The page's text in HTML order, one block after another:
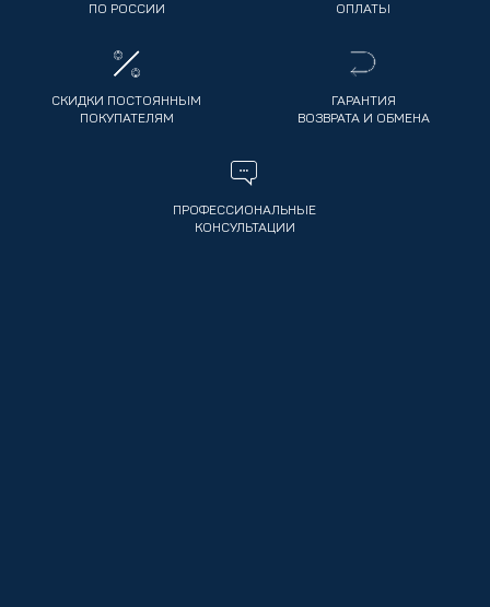
ПО РОССИИ
ОПЛАТЫ
СКИДКИ ПОСТОЯННЫМ
ПОКУПАТЕЛЯМ
ГАРАНТИЯ
ВОЗВРАТА И ОБМЕНА
ПРОФЕССИОНАЛЬНЫЕ
КОНСУЛЬТАЦИИ